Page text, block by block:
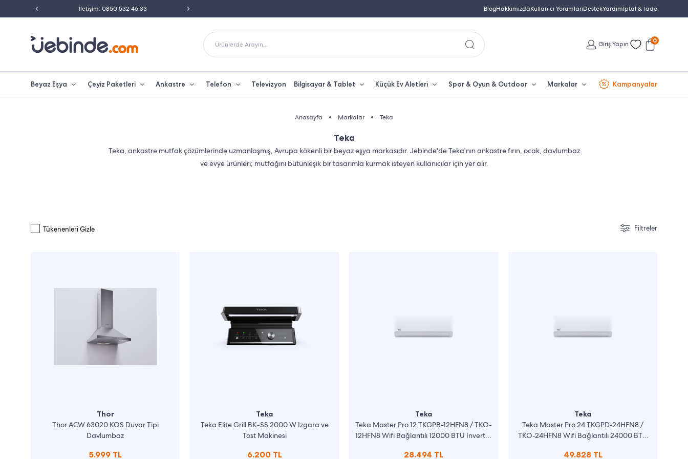
İletişim: 0850 532 46 33 Peşin Fiyatına Taksit İmkanı Yetkili Servis & Türkiye Distribütör Garantisi Türkiye'nin En Büyük Beko Yetkili Satıcısı
BlogHakkımızdaKullanıcı YorumlarıDestekYardımİptal & İade
Ürünlerde Arayın... Giriş Yapın 0
Beyaz Eşya Çeyiz Paketleri Ankastre Telefon Televizyon Bilgisayar & Tablet Küçük Ev Aletleri Spor & Oyun & Outdoor Markalar Kampanyalar
Anasayfa Markalar Teka
Teka
Teka, ankastre mutfak çözümlerinde uzmanlaşmış, Avrupa kökenli bir beyaz eşya markasıdır. Jebinde'de Teka'nın ankastre fırın, ocak, davlumbaz
ve evye ürünleri; mutfağını bütünleşik bir tasarımla kurmak isteyen kullanıcılar için yer alır.
Tükenenleri Gizle Filtreler
Thor
Thor ACW 63020 KOS Duvar Tipi
Davlumbaz
5.999 TL
Teka
Teka Elite Grill BK-SS 2000 W Izgara ve
Tost Makinesi
6.200 TL
Teka
Teka Master Pro 12 TKGPB-12HFN8 / TKO-
12HFN8 Wifi Bağlantılı 12000 BTU Inverter
28.494 TL
Teka
Teka Master Pro 24 TKGPD-24HFN8 /
TKO-24HFN8 Wifi Bağlantılı 24000 BTU
49.828 TL